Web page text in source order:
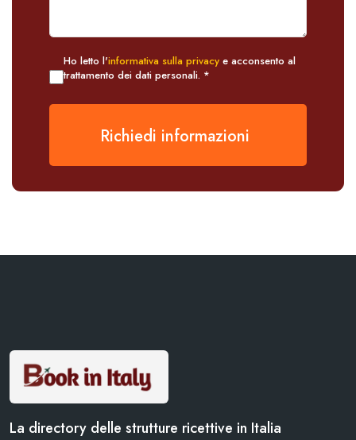
Ho letto l'informativa sulla privacy e acconsento al
trattamento dei dati personali. *
Richiedi informazioni
La directory delle strutture ricettive in Italia